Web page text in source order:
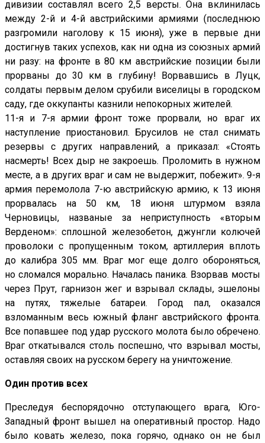
дивизии составлял всего 2,5 версты. Она вклинилась
между 2-й и 4-й австрийскими армиями (последнюю
разгромили наголову к 15 июня), уже в первые дни
достигнув таких успехов, как ни одна из союзных армий
ни разу: на фронте в 80 км австрийские позиции были
прорваны до 30 км в глубину! Ворвавшись в Луцк,
солдаты первым делом срубили виселицы в городском
саду, где оккупанты казнили непокорных жителей.
11-я и 7-я армии фронт тоже прорвали, но враг их
наступление приостановил. Брусилов не стал снимать
резервы с других направлений, а приказал: «Стоять
насмерть! Всех дыр не закроешь. Проломить в нужном
месте, а в других враг и сам не выдержит, побежит». 9-я
армия перемолола 7-ю австрийскую армию, к 13 июня
прорвалась на 50 км, 18 июня штурмом взяла
Черновицы, названые за неприступность «вторым
Верденом»: сплошной железобетон, джунгли колючей
проволоки с пропущенным током, артиллерия вплоть
до калибра 305 мм. Враг мог еще долго обороняться,
но сломался морально. Началась паника. Взорвав мосты
через Прут, гарнизон жег и взрывал склады, эшелоны
на путях, тяжелые батареи. Город пал, оказался
взломанным весь южный фланг австрийского фронта.
Все попавшее под удар русского молота было обречено.
Враг откатывался столь поспешно, что взрывал мосты,
оставляя своих на русском берегу на уничтожение.
Один против всех
Преследуя беспорядочно отступающего врага, Юго-
Западный фронт вышел на оперативный простор. Надо
было ковать железо, пока горячо, однако он не был